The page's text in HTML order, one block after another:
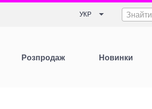
УКР Знайти
Розпродаж Новинки